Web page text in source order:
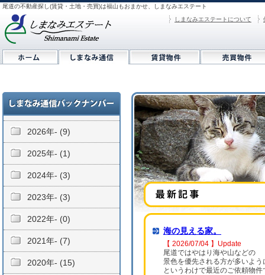
尾道の不動産探し(賃貸・土地・売買)は福山もおまかせ、しまなみエステート
しまなみエステートについて
海の見える家。
【 2026/07/04 】Update
尾道ではやはり海や山などの
景色を優先される方が多いよう
というわけで最近のご依頼物
2026年- (9)
2025年- (1)
2024年- (3)
2023年- (3)
2022年- (0)
2021年- (7)
2020年- (15)